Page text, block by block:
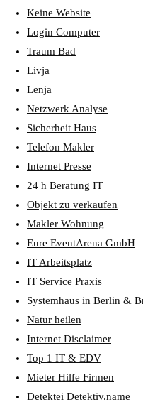
Keine Website
Login Computer
Traum Bad
Livja
Lenja
Netzwerk Analyse
Sicherheit Haus
Telefon Makler
Internet Presse
24 h Beratung IT
Objekt zu verkaufen
Makler Wohnung
Eure EventArena GmbH
IT Arbeitsplatz
IT Service Praxis
Systemhaus in Berlin &
Natur heilen
Internet Disclaimer
Top 1 IT & EDV
Mieter Hilfe Firmen
Detektei Detektiv.name